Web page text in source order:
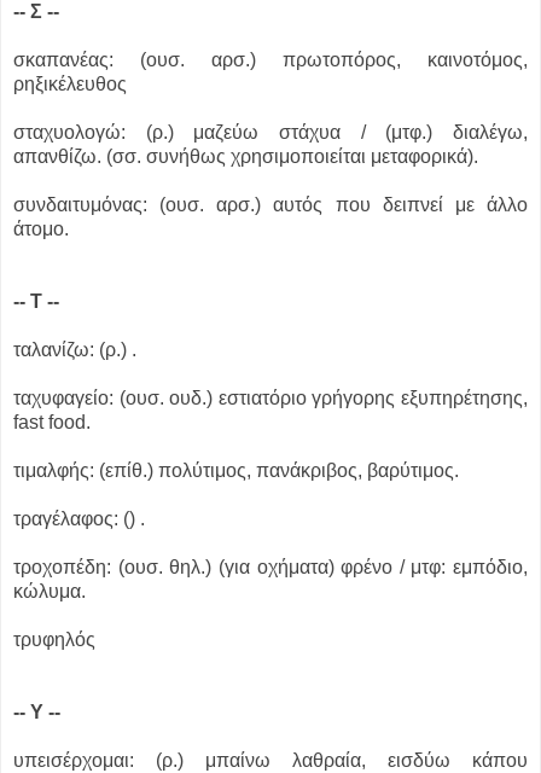
-- Σ --
σκαπανέας: (ουσ. αρσ.) πρωτοπόρος, καινοτόμος,
ρηξικέλευθος
σταχυολογώ: (ρ.) μαζεύω στάχυα / (μτφ.) διαλέγω,
απανθίζω. (σσ. συνήθως χρησιμοποιείται μεταφορικά).
συνδαιτυμόνας: (ουσ. αρσ.) αυτός που δειπνεί με άλλο
άτομο.
-- Τ --
ταλανίζω: (ρ.) .
ταχυφαγείο: (ουσ. ουδ.) εστιατόριο γρήγορης εξυπηρέτησης,
fast food.
τιμαλφής: (επίθ.) πολύτιμος, πανάκριβος, βαρύτιμος.
τραγέλαφος: () .
τροχοπέδη: (ουσ. θηλ.) (για οχήματα) φρένο / μτφ: εμπόδιο,
κώλυμα.
τρυφηλός
-- Υ --
υπεισέρχομαι: (ρ.) μπαίνω λαθραία, εισδύω κάπου